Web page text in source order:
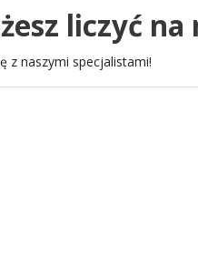
liczyć na
z naszymi specjalistami!